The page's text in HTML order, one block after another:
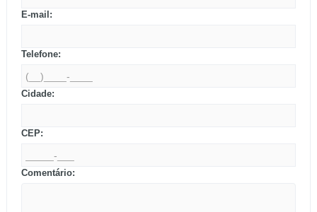
E-mail:
Telefone:
Cidade:
CEP:
Comentário: